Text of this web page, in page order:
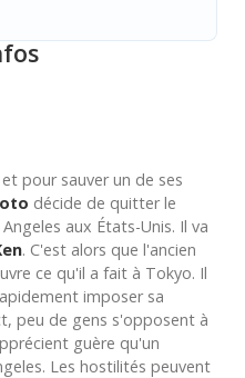
pour sauver un de ses
décide de quitter le
aux États-Unis. Il va
. C'est alors que l'ancien
ce qu'il a fait à Tokyo. Il
imposer sa
peu de gens s'opposent à
guère qu'un
Les hostilités peuvent